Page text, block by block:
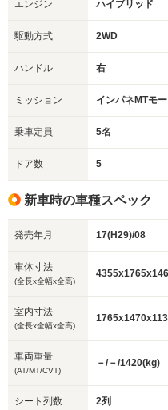
エンジン ハイブリッド
駆動方式 2WD
ハンドル 右
ミッション インパネMTモ
乗車定員 5名
ドア数 5
新車時の車種スペック
発売年月 17(H29)/08
車体寸法
(全長x全幅x全高)
室内寸法
(全長x全幅x全高)
車両重量
(AT/MT/CVT)
－/－/1420(kg)
シート列数 2列